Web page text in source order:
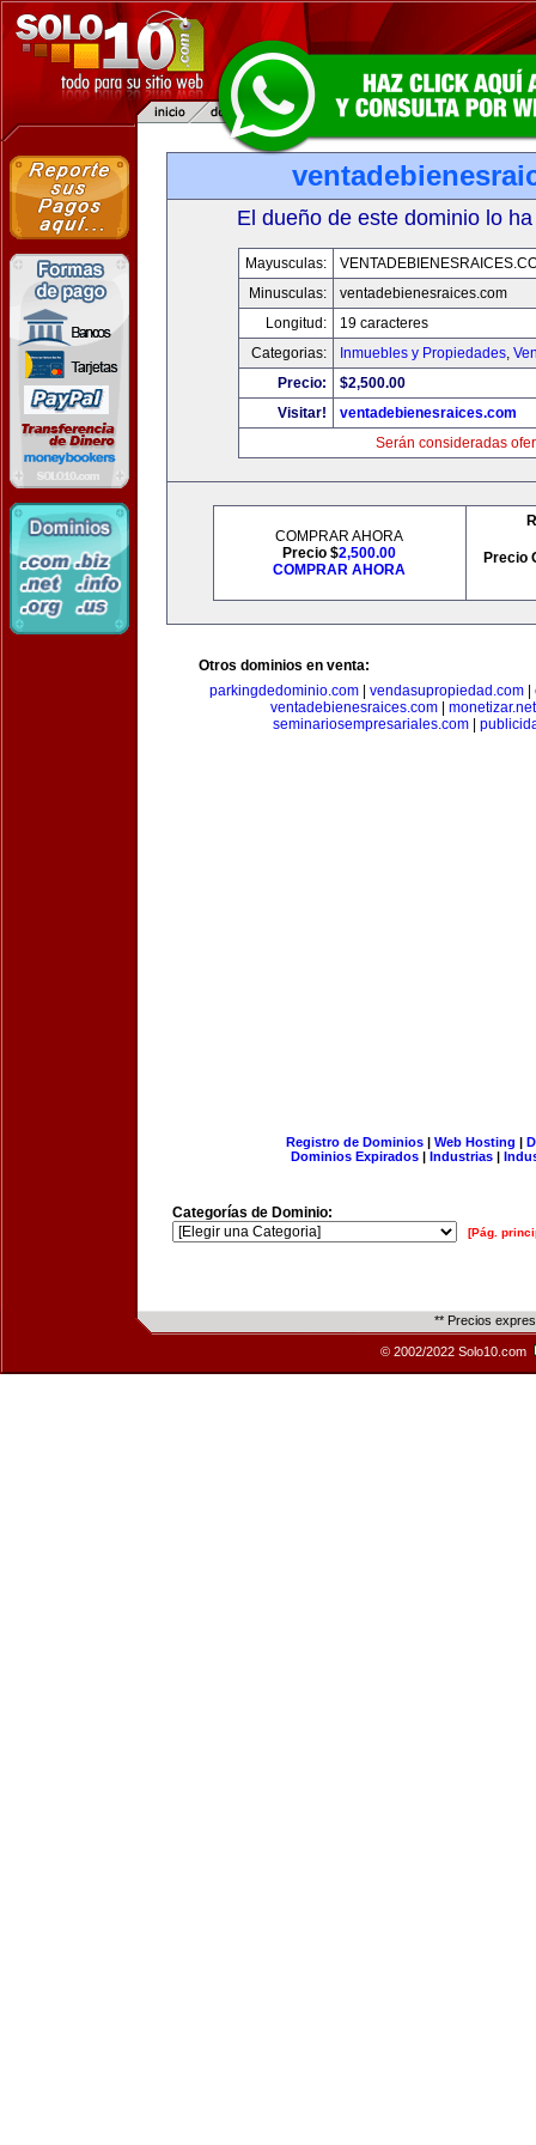
El dueño de este dominio lo
Mayusculas:
Minusculas:
ventadebienesraices.com
Longitud:
19 caracteres
Categorias:
Inmuebles y Propiedades,
Precio:
$2,500.00
Visitar!
ventadebienesraices.com
Serán consideradas
COMPRAR AHORA
Precio $2,500.00
COMPRAR AHORA
Precio
Otros dominios en venta:
parkingdedominio.com| vendasupropiedad.com|
ventadebienesraices.com
monetizar.net
seminariosempresariales.com
Registro de Dominios| Web Hosting |
Dominios Expirados | Industrias |
Categorías de Dominio:
[Pág.
** Precios
© 2002/2022 Solo10.com